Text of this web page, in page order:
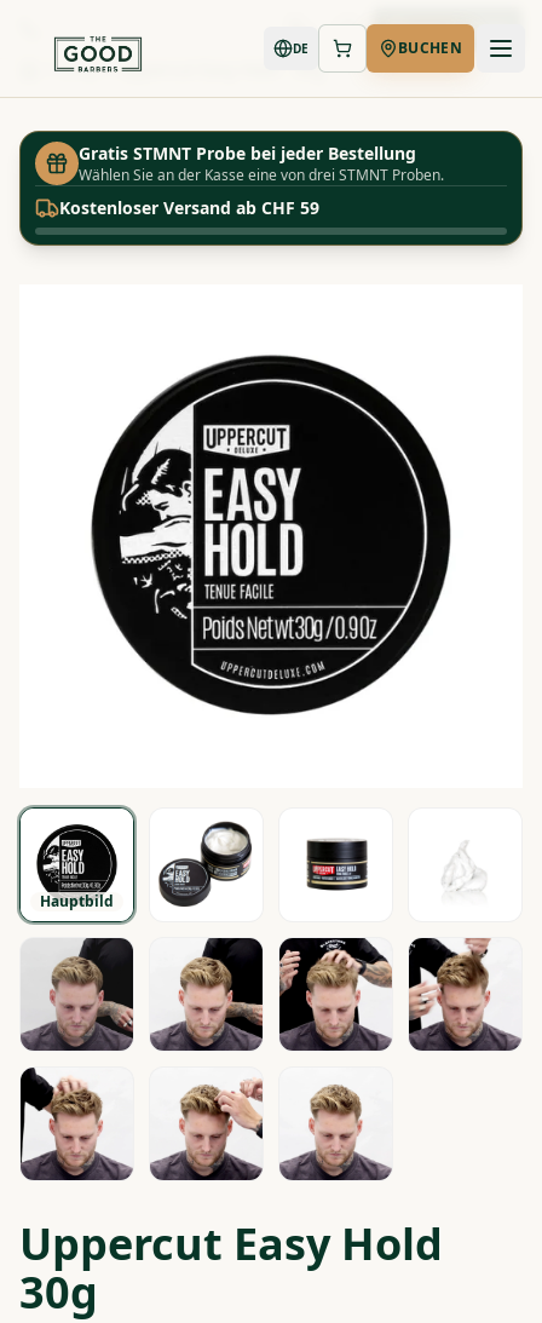
Jetzt buchen
DE BUCHEN
Startseite
Shop Uppercut Easy Hold - 30g
Gratis STMNT Probe bei jeder Bestellung
Wählen Sie an der Kasse eine von drei STMNT Proben.
Kostenloser Versand ab CHF 59
Hauptbild
Uppercut Easy Hold
30g